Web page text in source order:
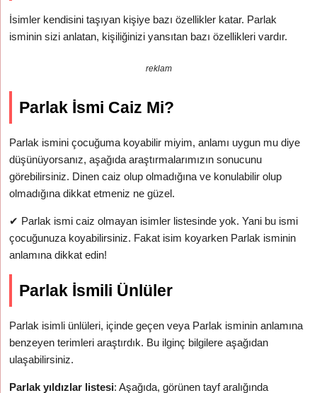
İsimler kendisini taşıyan kişiye bazı özellikler katar. Parlak
isminin sizi anlatan, kişiliğinizi yansıtan bazı özellikleri vardır.
reklam
Parlak İsmi Caiz Mi?
Parlak ismini çocuğuma koyabilir miyim, anlamı uygun mu diye
düşünüyorsanız, aşağıda araştırmalarımızın sonucunu
görebilirsiniz. Dinen caiz olup olmadığına ve konulabilir olup
olmadığına dikkat etmeniz ne güzel.
✔ Parlak ismi caiz olmayan isimler listesinde yok. Yani bu ismi
çocuğunuza koyabilirsiniz. Fakat isim koyarken Parlak isminin
anlamına dikkat edin!
Parlak İsmili Ünlüler
Parlak isimli ünlüleri, içinde geçen veya Parlak isminin anlamına
benzeyen terimleri araştırdık. Bu ilginç bilgilere aşağıdan
ulaşabilirsiniz.
Parlak yıldızlar listesi: Aşağıda, görünen tayf aralığında